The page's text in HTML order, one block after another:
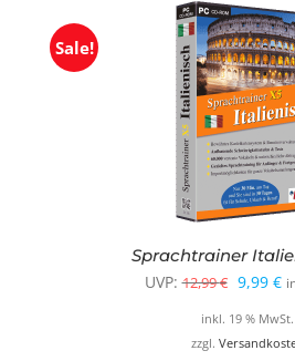
Sale!
Sprachtrainer
UVP: 12,99€
Preis
war:
9,99 €
inkl. 19 % MwSt.
zzgl.